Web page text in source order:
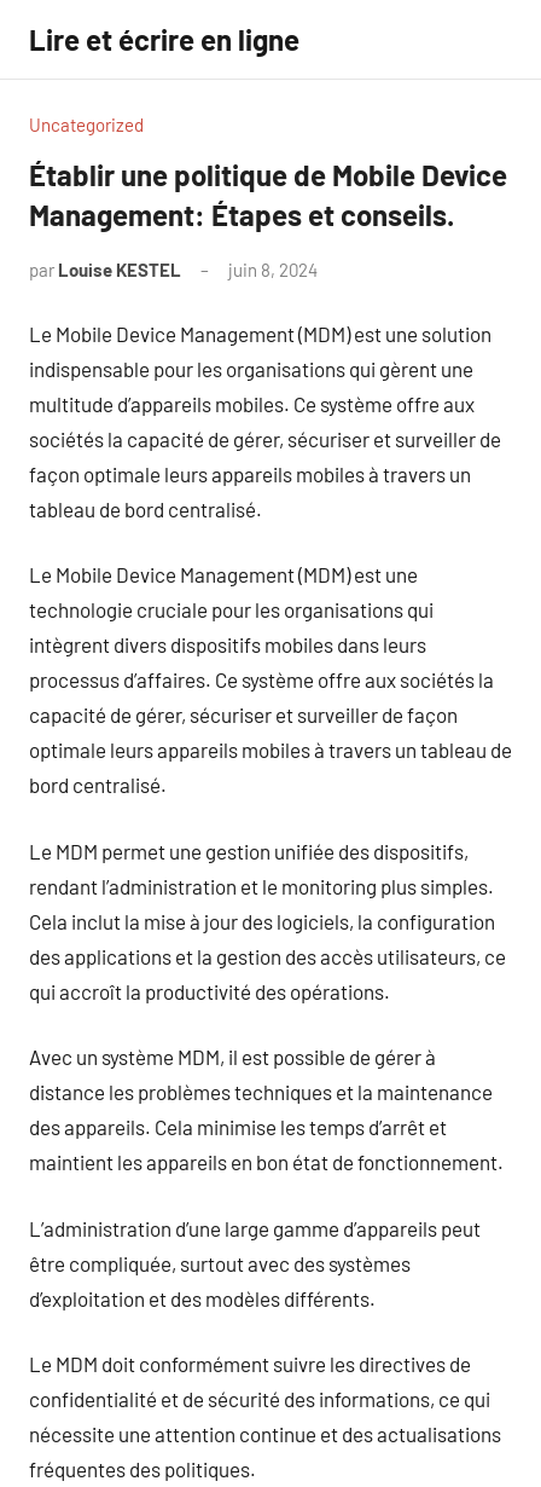
contenu
Lire et écrire en ligne
Uncategorized
Établir une politique de Mobile Device
Management: Étapes et conseils.
par Louise KESTEL juin 8, 2024
Le Mobile Device Management (MDM) est une solution
indispensable pour les organisations qui gèrent une
multitude d’appareils mobiles. Ce système offre aux
sociétés la capacité de gérer, sécuriser et surveiller de
façon optimale leurs appareils mobiles à travers un
tableau de bord centralisé.
Le Mobile Device Management (MDM) est une
technologie cruciale pour les organisations qui
intègrent divers dispositifs mobiles dans leurs
processus d’affaires. Ce système offre aux sociétés la
capacité de gérer, sécuriser et surveiller de façon
optimale leurs appareils mobiles à travers un tableau de
bord centralisé.
Le MDM permet une gestion unifiée des dispositifs,
rendant l’administration et le monitoring plus simples.
Cela inclut la mise à jour des logiciels, la configuration
des applications et la gestion des accès utilisateurs, ce
qui accroît la productivité des opérations.
Avec un système MDM, il est possible de gérer à
distance les problèmes techniques et la maintenance
des appareils. Cela minimise les temps d’arrêt et
maintient les appareils en bon état de fonctionnement.
L’administration d’une large gamme d’appareils peut
être compliquée, surtout avec des systèmes
d’exploitation et des modèles différents.
Le MDM doit conformément suivre les directives de
confidentialité et de sécurité des informations, ce qui
nécessite une attention continue et des actualisations
fréquentes des politiques.